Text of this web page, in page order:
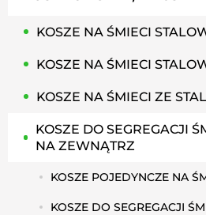
KOSZE NA ŚMIECI
KOSZE NA ŚMIECI
KOSZE NA ŚMIECI ZE
KOSZE DO SEGREGACJI
NA ZEWNĄTRZ
KOSZE POJEDYNCZE NA
KOSZE DO SEGREGACJI